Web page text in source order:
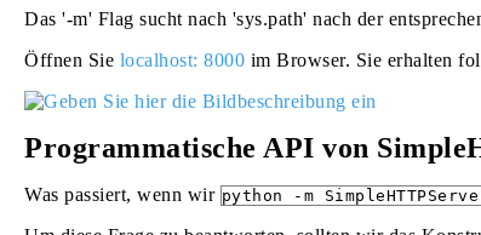
Das '-m' Flag sucht nach 'sys.path' nach der
Öffnen Sie localhost: 8000 im Browser. Sie erhalten
Programmatische API von
Was passiert, wenn wir python -m